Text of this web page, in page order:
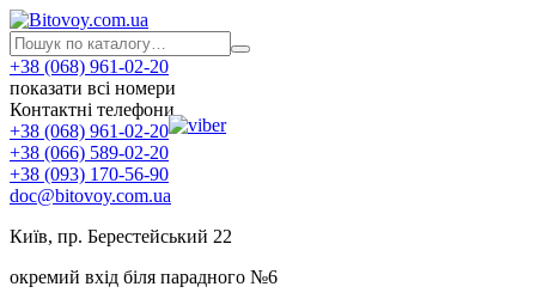
+38 (068) 961-02-20
показати всі номери
Контактні телефони
+38 (068) 961-02-20
+38 (066) 589-02-20
+38 (093) 170-56-90
doc@bitovoy.com.ua
Київ, пр. Берестейський 22
окремий вхід біля парадного №6